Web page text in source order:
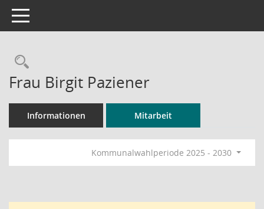
Toggle navigation
Rechercheauswahl
Frau Birgit Paziener
Informationen Mitarbeit
Kommunalwahlperiode 2025 - 2030